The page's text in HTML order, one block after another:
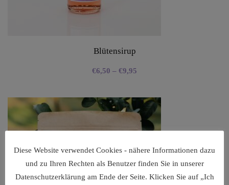
Blütensirup
€6,50 – €9,95
Diese Website verwendet Cookies - nähere Informationen dazu
und zu Ihren Rechten als Benutzer finden Sie in unserer
Datenschutzerklärung am Ende der Seite. Klicken Sie auf „Ich